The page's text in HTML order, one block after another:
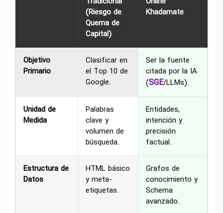
(Riesgo de
Quema de
Capital)
Khadamate
Objetivo
Primario
Clasificar en
el Top 10 de
Google.
Ser la fuente
citada por la IA
(SGE/LLMs).
Unidad de
Medida
Palabras
clave y
volumen de
búsqueda.
Entidades,
intención y
precisión
factual.
Estructura de
Datos
HTML básico
y meta-
etiquetas.
Grafos de
conocimiento y
Schema
avanzado.